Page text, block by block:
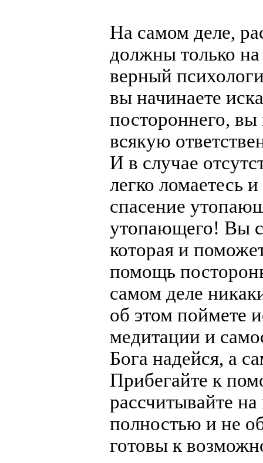
На самом деле,
должны только на
верный
вы начинаете
постороннего, вы
всякую
И в случае
легко ломаетесь
спасение
утопающего! Вы
которая и
помощь
самом деле
об этом поймете
медитации и
Бога надейся, а
Прибегайте к
рассчитывайте
полностью и не
готовы к